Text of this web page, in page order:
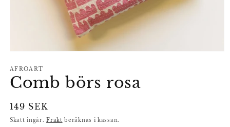
1
i
modalfönster
AFROART
Comb börs rosa
Ordinarie
pris
149 SEK
Skatt ingår.Frakt beräknas i kassan.